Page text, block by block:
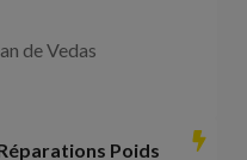
de Vedas
Poids